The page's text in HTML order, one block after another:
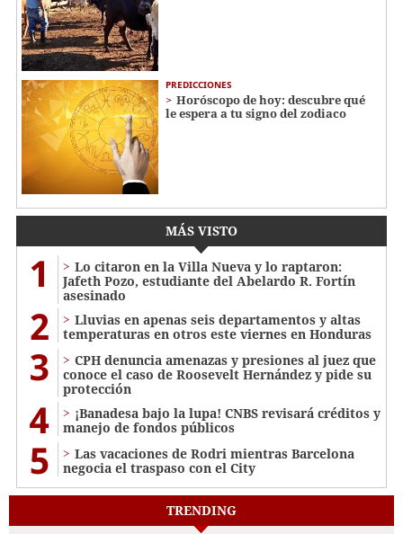
PREDICCIONES
Horóscopo de hoy: descubre qué
le espera a tu signo del zodiaco
MÁS VISTO
1
Lo citaron en la Villa Nueva y lo raptaron:
Jafeth Pozo, estudiante del Abelardo R. Fortín
asesinado
2
Lluvias en apenas seis departamentos y altas
temperaturas en otros este viernes en Honduras
3
CPH denuncia amenazas y presiones al juez que
conoce el caso de Roosevelt Hernández y pide su
protección
4
¡Banadesa bajo la lupa! CNBS revisará créditos y
manejo de fondos públicos
5
Las vacaciones de Rodri mientras Barcelona
negocia el traspaso con el City
TRENDING